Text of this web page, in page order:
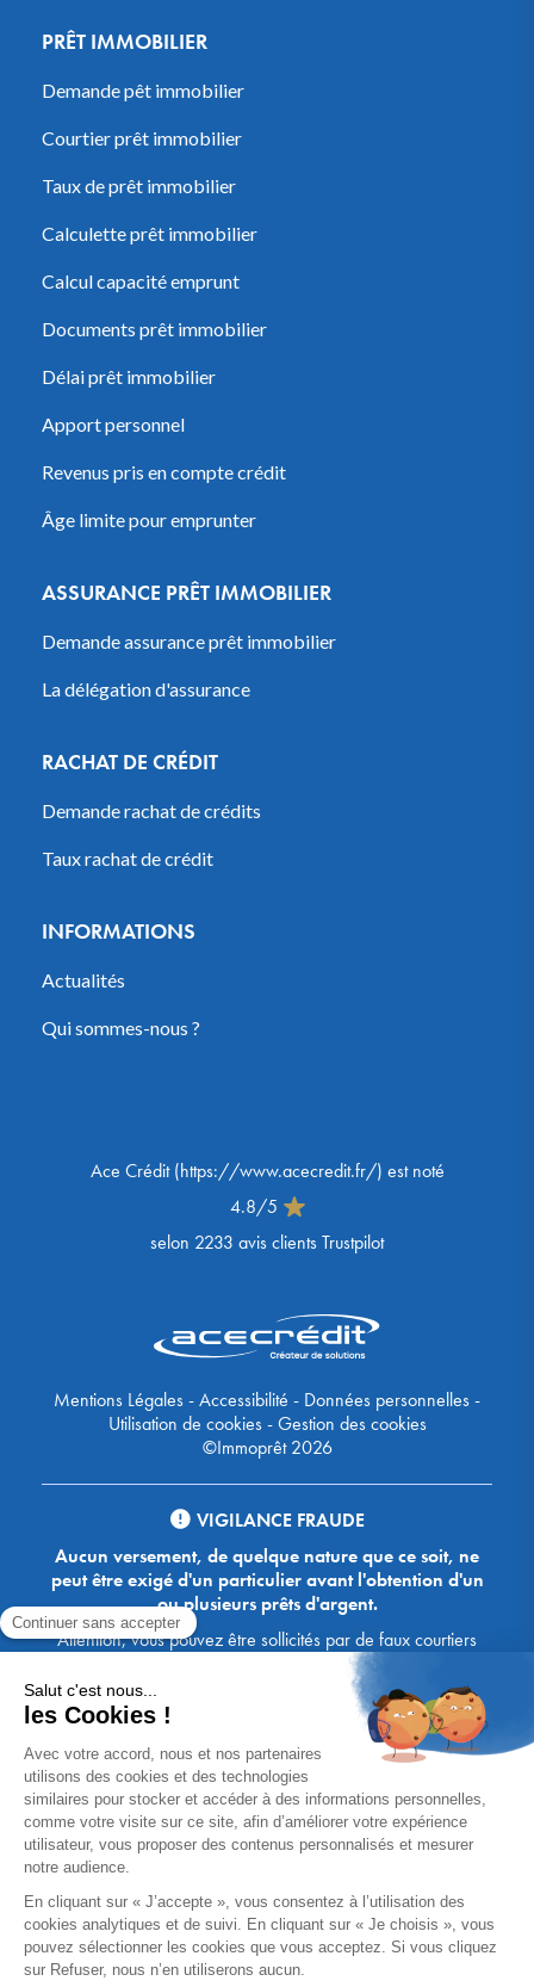
PRÊT IMMOBILIER
Demande pêt immobilier
Courtier prêt immobilier
Taux de prêt immobilier
Calculette prêt immobilier
Calcul capacité emprunt
Documents prêt immobilier
Délai prêt immobilier
Apport personnel
Revenus pris en compte crédit
Âge limite pour emprunter
ASSURANCE PRÊT IMMOBILIER
Demande assurance prêt immobilier
La délégation d'assurance
RACHAT DE CRÉDIT
Demande rachat de crédits
Taux rachat de crédit
INFORMATIONS
Actualités
Qui sommes-nous ?
Ace Crédit(https://www.acecredit.fr/) est noté
4.8/5
selon 2233 avis clients Trustpilot
Mentions Légales-Accessibilité - Données personnelles-
Utilisation de cookies-Gestion des cookies
©Immoprêt 2026
VIGILANCE FRAUDE
Aucun versement, de quelque nature que ce soit, ne
peut être exigé d'un particulier avant l'obtention d'un
ou plusieurs prêts d'argent.
Attention, vous pouvez être sollicités par de faux courtiers
Ace Crédit / Immoprêt, qui vous proposent de bénéficier de
crédits, en vous demandant de transmettre des documents,
des fonds, des coordonnées bancaires, etc. Soyez vigilants :
Immoprêt ne demande jamais à ses clients de virer sur ses
comptes des sommes prêtées par les banques, à l'exception
des honoraires des agences. Les courtiers Ace Crédit /
Immoprêt vous écrivent toujours d'une adresse mail
xxxx@acecredit.fr ou xxxx@immopret.fr.
* Taux fixe national hors assurance, pouvant varier selon votre région et
dossier. Exemple représentatif pour un montant emprunté de 200 000 €.
Taux débiteur fixe de 2.85 % et TAEG fixe (hors frais) de 3.21 % (taux
assurance emprunteur de 0,36%) sur 15 ans. 180 mensualités de
1 426,78 € (dont 60,00 € d'assurance). Coût total du crédit (hors frais) :
56 820,53 €. Montant total dû (hors frais) : 256 820,53 €.